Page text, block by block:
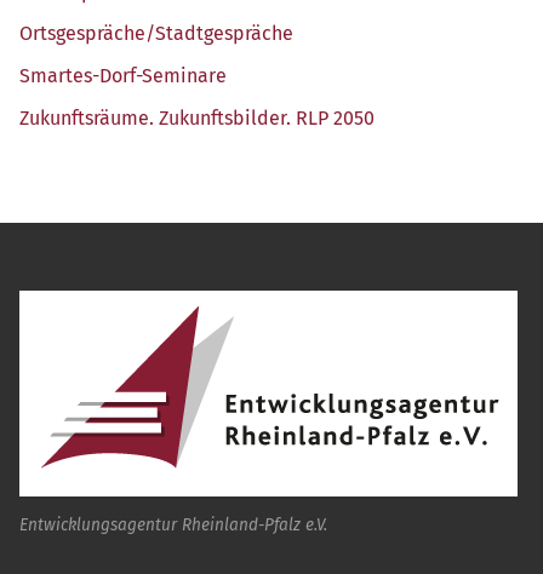
Ortsgespräche/​Stadtgespräche
Smar­tes-Dorf-Semi­na­re
Zukunfts­räu­me. Zukunfts­bil­der. RLP 2050
Entwicklungsagentur Rheinland-Pfalz e.V.